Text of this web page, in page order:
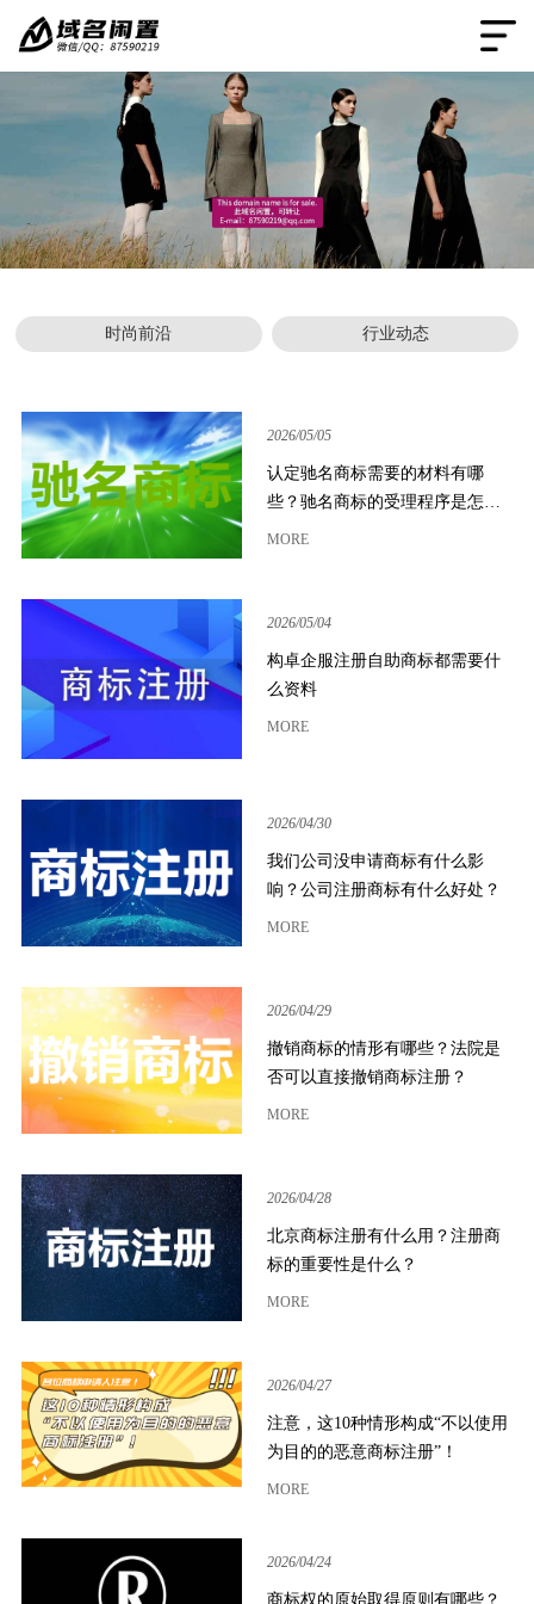
时尚前沿 行业动态
2026/05/05
认定驰名商标需要的材料有哪
些？驰名商标的受理程序是怎样
的？
MORE
2026/05/04
构卓企服注册自助商标都需要什
么资料
MORE
2026/04/30
我们公司没申请商标有什么影
响？公司注册商标有什么好处？
MORE
2026/04/29
撤销商标的情形有哪些？法院是
否可以直接撤销商标注册？
MORE
2026/04/28
北京商标注册有什么用？注册商
标的重要性是什么？
MORE
2026/04/27
注意，这10种情形构成“不以使用
为目的的恶意商标注册”！
MORE
2026/04/24
商标权的原始取得原则有哪些？